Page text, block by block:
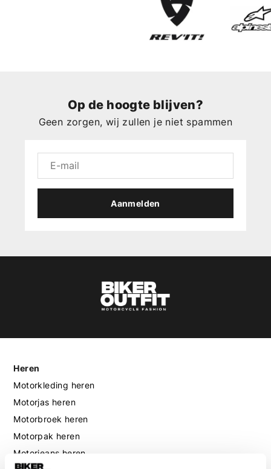
Op de hoogte blijven?
Geen zorgen, wij zullen je niet spammen
Aanmelden
Heren
Motorkleding heren
Motorjas heren
Motorbroek heren
Motorpak heren
Motorjeans heren